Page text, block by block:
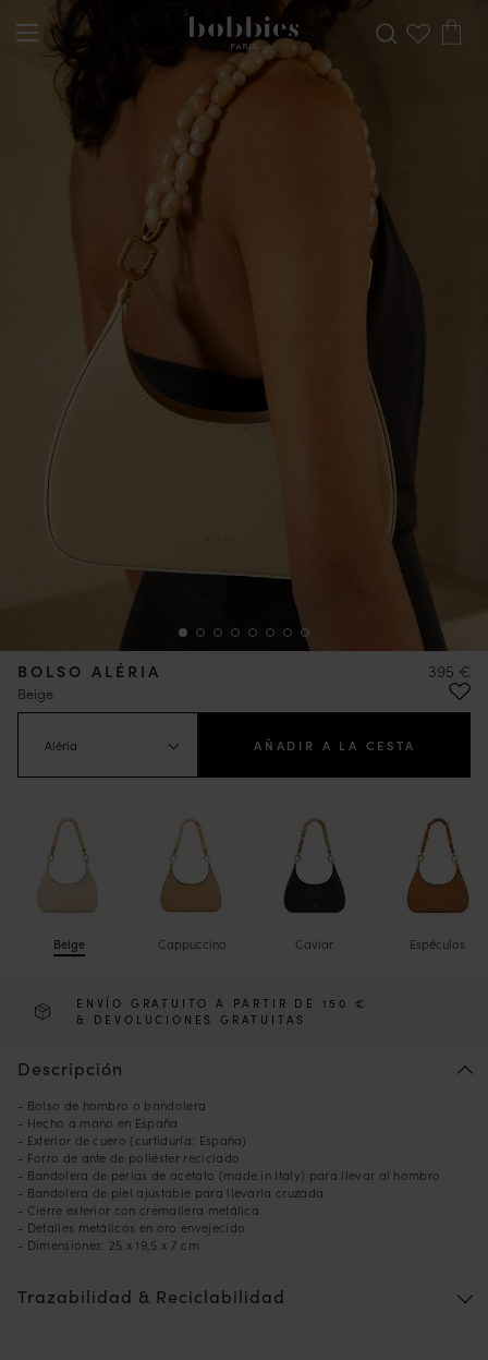
BOLSO ALÉRIA
Beige
395 €
Aléria AÑADIR A LA CESTA
Beige Cappuccino Caviar Espéculos
ENVÍO GRATUITO A PARTIR DE 150 €
& DEVOLUCIONES GRATUITAS
Descripción
- Bolso de hombro o bandolera
- Hecho a mano en España
- Exterior de cuero (curtiduría: España)
- Forro de ante de poliéster reciclado
- Bandolera de perlas de acetato (made in Italy) para llevar al hombro
- Bandolera de piel ajustable para llevarla cruzada
- Cierre exterior con cremallera metálica
- Detalles metálicos en oro envejecido
- Dimensiones: 25 x 19,5 x 7 cm
Trazabilidad & Reciclabilidad